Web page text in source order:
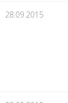
28.09.2015